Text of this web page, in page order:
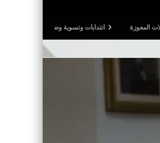
انتدابات وتسوية وضعيات.. وترفيع في أجور المدرسين النواب